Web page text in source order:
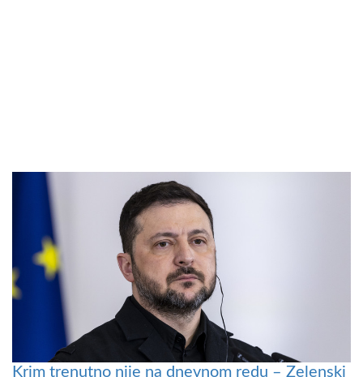
Krim trenutno nije na dnevnom redu – Zelenski